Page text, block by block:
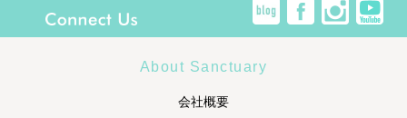
About Sanctuary
会社概要